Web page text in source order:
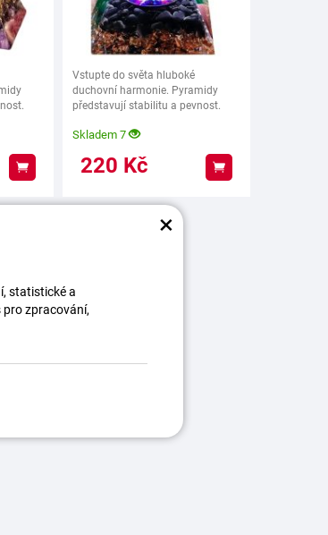
statistické a
zpracování,
×
Koupit
Vstupte do světa hluboké
duchovní harmonie. Pyramidy
představují stabilitu a pevnost.
Skladem 7
220 Kč Koupit